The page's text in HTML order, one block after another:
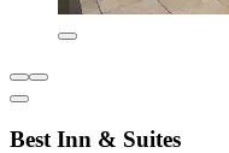
Best Inn & Suites